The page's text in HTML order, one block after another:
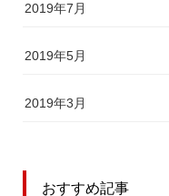
2019年7月
2019年5月
2019年3月
おすすめ記事